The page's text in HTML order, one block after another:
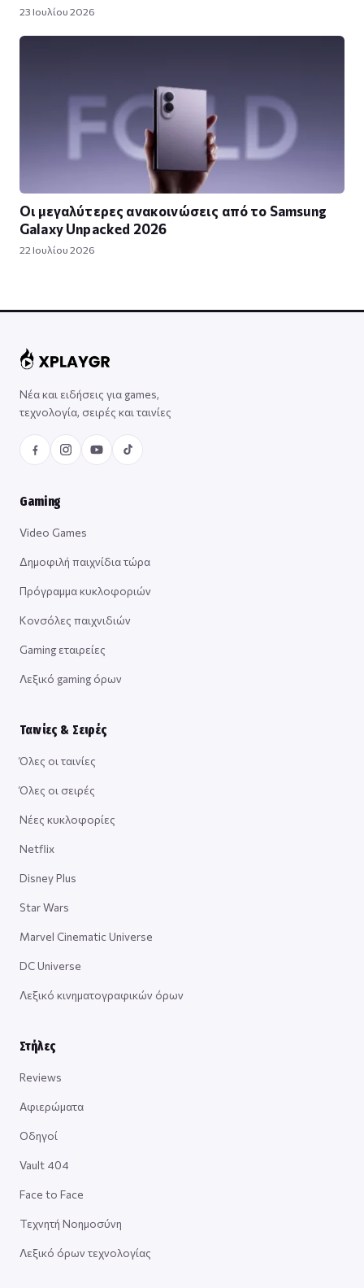
23 Ιουλίου 2026
Οι μεγαλύτερες ανακοινώσεις από το Samsung
Galaxy Unpacked 2026
22 Ιουλίου 2026
Νέα και ειδήσεις για games,
τεχνολογία, σειρές και ταινίες
Gaming
Video Games
Δημοφιλή παιχνίδια τώρα
Πρόγραμμα κυκλοφοριών
Κονσόλες παιχνιδιών
Gaming εταιρείες
Λεξικό gaming όρων
Ταινίες & Σειρές
Όλες οι ταινίες
Όλες οι σειρές
Νέες κυκλοφορίες
Netflix
Disney Plus
Star Wars
Marvel Cinematic Universe
DC Universe
Λεξικό κινηματογραφικών όρων
Στήλες
Reviews
Αφιερώματα
Οδηγοί
Vault 404
Face to Face
Τεχνητή Νοημοσύνη
Λεξικό όρων τεχνολογίας